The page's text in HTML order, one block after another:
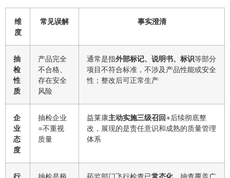
维
度
常见误解 事实澄清
抽
检
性
质
产品完全
不合格、
存在安全
风险
通常是指外部标记、说明书、标识等部分
项目不符合标准，不涉及产品性能或安全
性；整改后可正常生产
企
业
态
度
抽检企业
=不重视
质量
益莱康主动实施三级召回+后续彻底整
改，展现的是责任意识和成熟的质量管理
体系
行 抽检是极 药监部门飞行检查已常态化，抽查覆盖广